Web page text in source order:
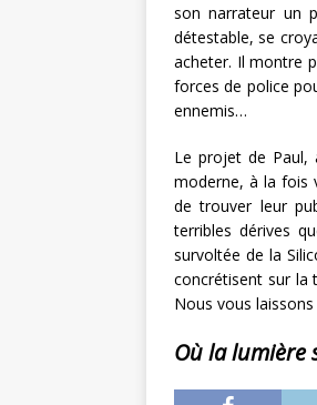
son narrateur un
détestable, se
acheter. Il montre
forces de police
ennemis…
Le projet de Paul,
moderne, à la fois
de trouver leur
terribles dérives
survoltée de la
concrétisent sur la
Nous vous
Où la lumière